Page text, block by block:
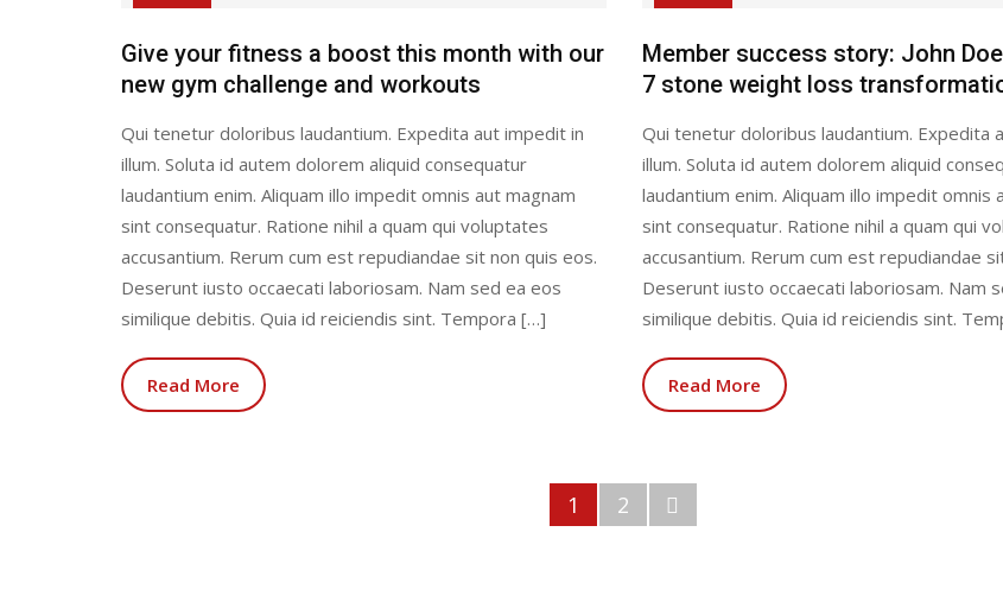
Give your fitness a boost this month with our
new gym challenge and workouts
Qui tenetur doloribus laudantium. Expedita aut impedit in
illum. Soluta id autem dolorem aliquid consequatur
laudantium enim. Aliquam illo impedit omnis aut magnam
sint consequatur. Ratione nihil a quam qui voluptates
accusantium. Rerum cum est repudiandae sit non quis eos.
Deserunt iusto occaecati laboriosam. Nam sed ea eos
similique debitis. Quia id reiciendis sint. Tempora […]
Read More
Member success story: John
7 stone weight loss
Qui tenetur doloribus laudantium. Expedita
illum. Soluta id autem dolorem aliquid
laudantium enim. Aliquam illo impedit omnis
sint consequatur. Ratione nihil a quam qui
accusantium. Rerum cum est repudiandae
Deserunt iusto occaecati laboriosam. Nam
similique debitis. Quia id reiciendis sint.
Read More
1 2